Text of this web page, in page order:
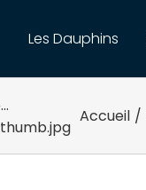
Les Dauphins
Accueil /